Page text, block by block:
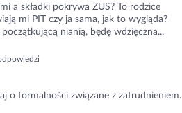
a składki pokrywa ZUS? To rodzice
mi PIT czy ja sama, jak to wygląda?
początkującą nianią, będę wdzięczna...
o formalności związane z zatrudnieniem.